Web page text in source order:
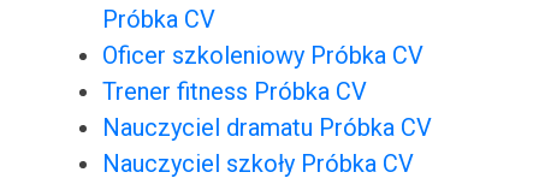
Próbka CV
Oficer szkoleniowy Próbka CV
Trener fitness Próbka CV
Nauczyciel dramatu Próbka CV
Nauczyciel szkoły Próbka CV